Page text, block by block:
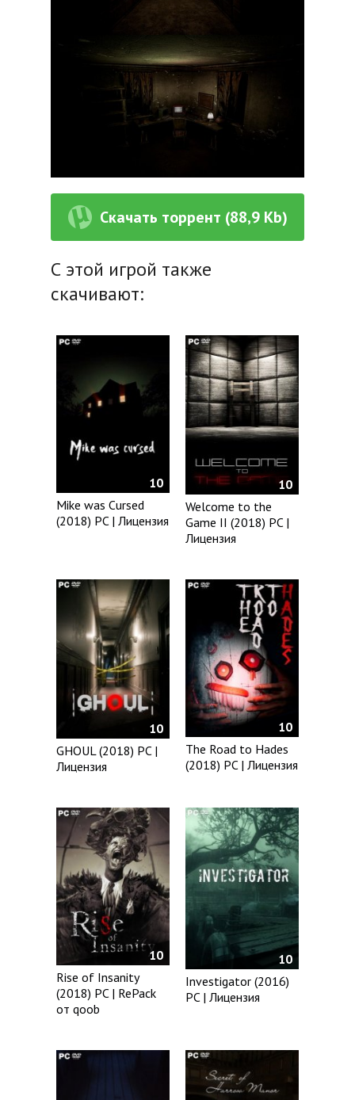
Скачать торрент (88,9 Kb)
С этой игрой также
скачивают:
10
Mike was Сursed
(2018) PC | Лицензия
10
Welcome to the
Game II (2018) PC |
Лицензия
10
GHOUL (2018) PC |
Лицензия
10
The Road to Hades
(2018) PC | Лицензия
10
Rise of Insanity
(2018) PC | RePack
от qoob
10
Investigator (2016)
PC | Лицензия